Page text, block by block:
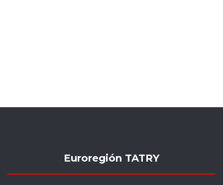
Euroregión TATRY